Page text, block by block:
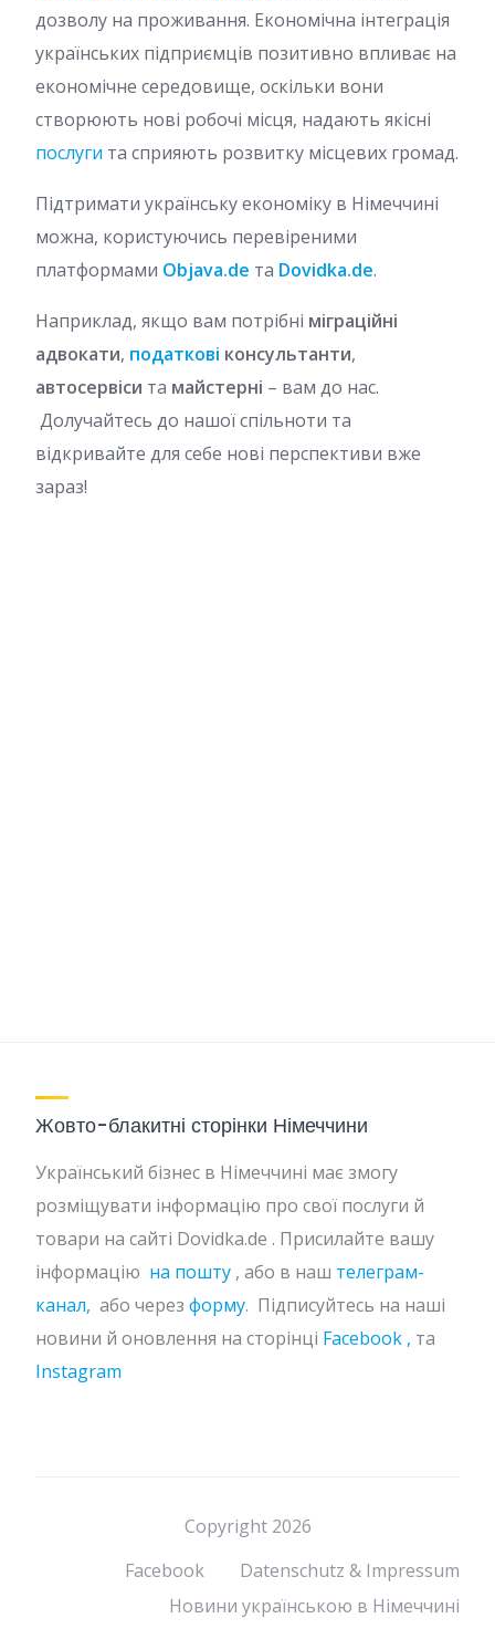
дозволу на проживання. Економічна інтеграція
українських підприємців позитивно впливає на
економічне середовище, оскільки вони
створюють нові робочі місця, надають якісні
послуги та сприяють розвитку місцевих громад.
Підтримати українську економіку в Німеччині
можна, користуючись перевіреними
платформами Objava.de та Dovidka.de.
Наприклад, якщо вам потрібні міграційні
адвокати, податкові консультанти,
автосервіси та майстерні – вам до нас.
Долучайтесь до нашої спільноти та
відкривайте для себе нові перспективи вже
зараз!
Жовто-блакитні сторінки Німеччини
Український бізнес в Німеччині має змогу
розміщувати інформацію про свої послуги й
товари на сайті Dovidka.de . Присилайте вашу
інформацію на пошту , або в наш телеграм-
канал, або через форму. Підписуйтесь на наші
новини й оновлення на сторінці Facebook , та
Instagram
Copyright 2026
Facebook
Datenschutz & Impressum
Новини українською в Німеччині